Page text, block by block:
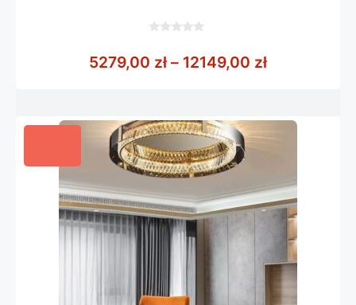
5
5279,00 zł – 12149,00 złZakres cen: